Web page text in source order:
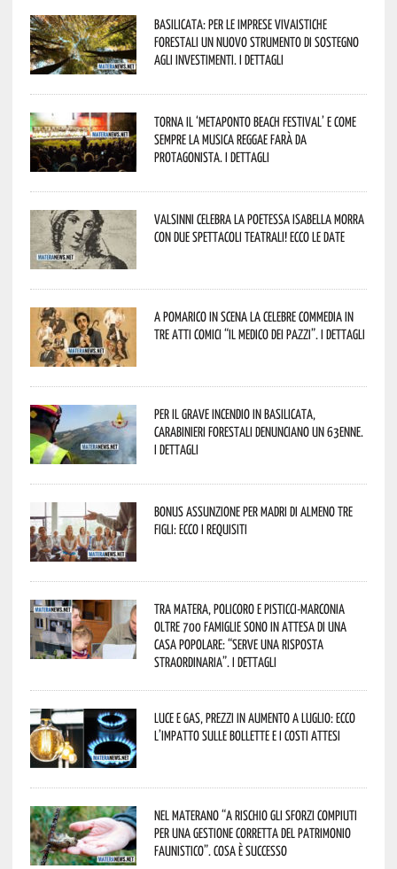
Basilicata: per le imprese vivaistiche
forestali un nuovo strumento di sostegno
agli investimenti. I dettagli
Torna il ‘Metaponto beach festival’ e come
sempre la musica reggae farà da
protagonista. I dettagli
Valsinni celebra la poetessa Isabella Morra
con due spettacoli teatrali! Ecco le date
A Pomarico in scena la celebre commedia in
tre atti comici “Il medico dei pazzi”. I dettagli
Per il grave incendio in Basilicata,
Carabinieri forestali denunciano un 63enne.
I dettagli
Bonus assunzione per madri di almeno tre
figli: ecco i requisiti
Tra Matera, Policoro e Pisticci-Marconia
oltre 700 famiglie sono in attesa di una
casa popolare: “serve una risposta
straordinaria”. I dettagli
Luce e gas, prezzi in aumento a luglio: ecco
l’impatto sulle bollette e i costi attesi
Nel materano “a rischio gli sforzi compiuti
per una gestione corretta del patrimonio
faunistico”. Cosa è successo